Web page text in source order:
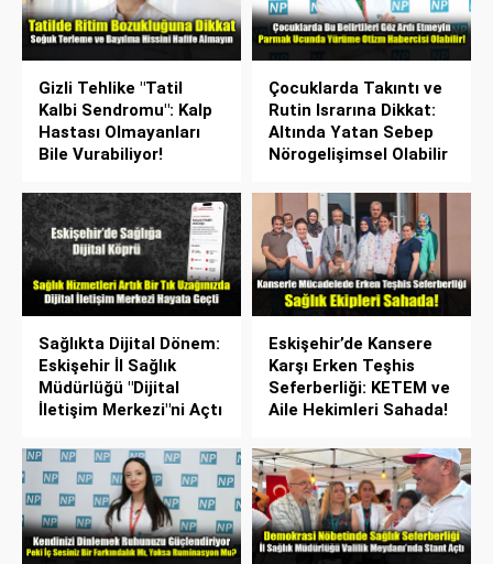
Gizli Tehlike "Tatil
Kalbi Sendromu": Kalp
Hastası Olmayanları
Bile Vurabiliyor!
Çocuklarda Takıntı ve
Rutin Israrına Dikkat:
Altında Yatan Sebep
Nörogelişimsel Olabilir
Sağlıkta Dijital Dönem:
Eskişehir İl Sağlık
Müdürlüğü "Dijital
İletişim Merkezi"ni Açtı
Eskişehir’de Kansere
Karşı Erken Teşhis
Seferberliği: KETEM ve
Aile Hekimleri Sahada!